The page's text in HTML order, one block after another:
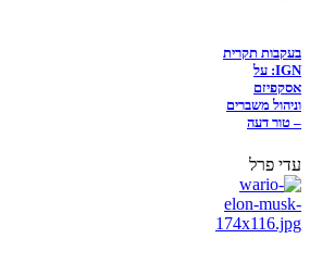
בעקבות תקרית
IGN: על
אסקפיזם
וניהול משברים
– טור דעה
עדי פרל